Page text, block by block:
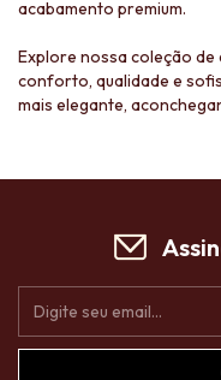
acabamento premium.
Explore nossa coleção de
conforto, qualidade e
mais elegante,